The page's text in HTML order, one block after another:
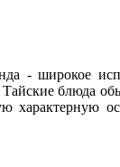
- широкое
Тайские блюда